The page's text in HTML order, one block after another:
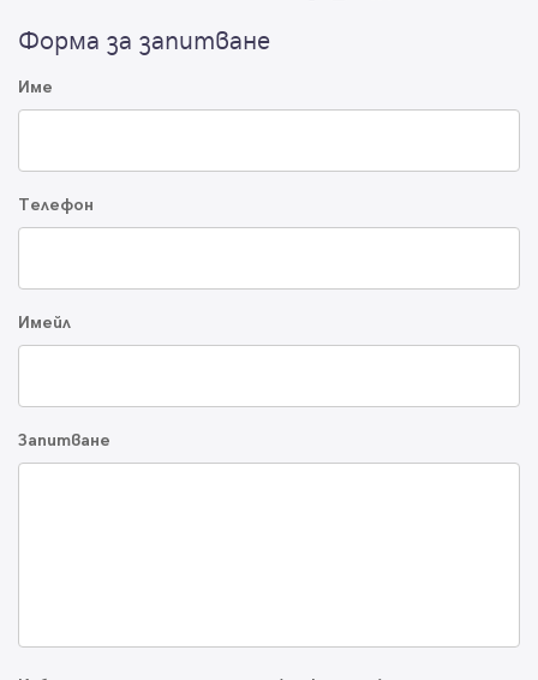
Форма за запитване
Име
Телефон
Имейл
Запитване